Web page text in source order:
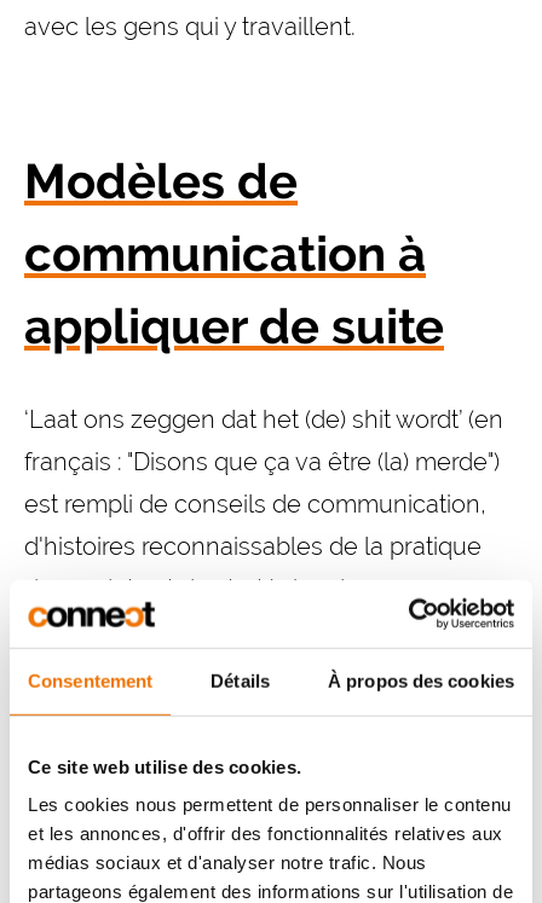
Consentement Détails À propos des cookies
Ce site web utilise des cookies.
Les cookies nous permettent de personnaliser le contenu
et les annonces, d'offrir des fonctionnalités relatives aux
médias sociaux et d'analyser notre trafic. Nous
partageons également des informations sur l'utilisation de
avec les gens qui y travaillent.
Modèles de
communication à
appliquer de suite
‘Laat ons zeggen dat het (de) shit wordt’ (en
français : "Disons que ça va être (la) merde")
est rempli de conseils de communication,
d'histoires reconnaissables de la pratique
des projets et de stratégies de
communication qui sont applicables à tout
le monde. Comment savoir si votre lettre est
correcte ? Comment m'assurer que la
participation mène quelque part ? Comment
rendre le service de communication plus
efficace ? En 10 modèles pratiques de
communication, vous pouvez